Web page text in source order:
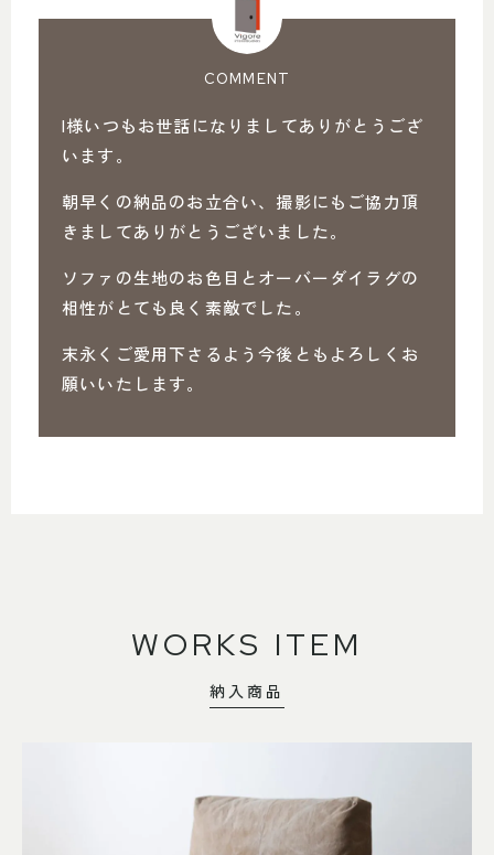
COMMENT
I様いつもお世話になりましてありがとうござ
います。
朝早くの納品のお立合い、撮影にもご協力頂
きましてありがとうございました。
ソファの生地のお色目とオーバーダイラグの
相性がとても良く素敵でした。
末永くご愛用下さるよう今後ともよろしくお
願いいたします。
WORKS ITEM
納入商品